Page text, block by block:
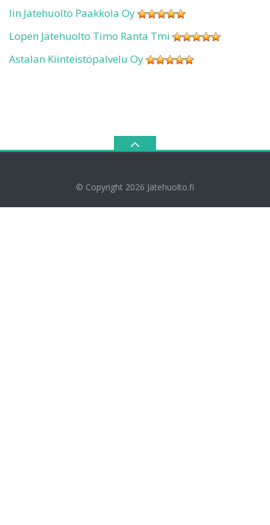
Iin Jätehuolto Paakkola Oy
Lopen Jätehuolto Timo Ranta Tmi
Astalan Kiinteistöpalvelu Oy
© Copyright 2026 Jätehuolto.fi